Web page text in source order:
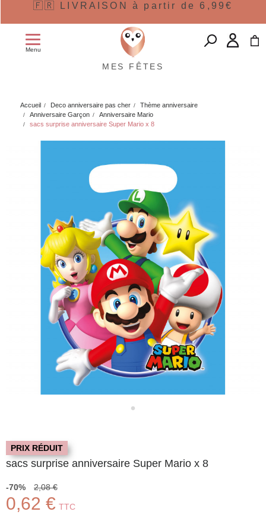
🇫🇷 LIVRAISON à partir de 6,99€
Menu
MES FÊTES
Accueil Deco anniversaire pas cher
Thème anniversaire
Anniversaire Garçon
Anniversaire Mario
sacs surprise anniversaire Super Mario x 8
PRIX RÉDUIT
sacs surprise anniversaire Super Mario x 8
-70% 2,08 €
0,62 € TTC